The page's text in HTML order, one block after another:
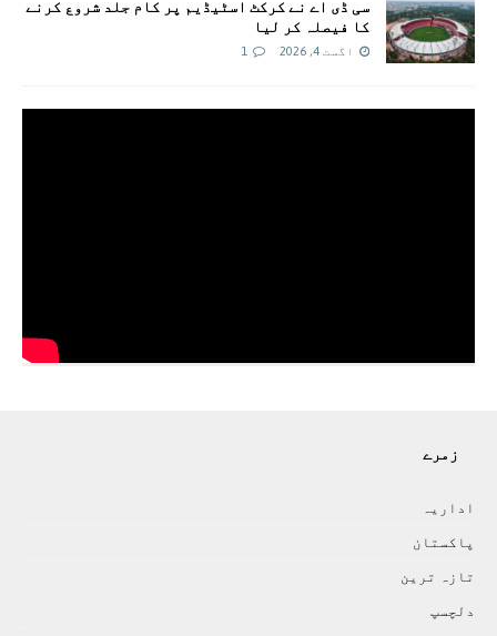
سی ڈی اے نے کرکٹ اسٹیڈیم پر کام جلد شروع کرنے
کا فیصلہ کر لیا
اگست 4, 2026 1
زمرے
اداريہ
پاکستان
تازہ ترين
دلچسپ